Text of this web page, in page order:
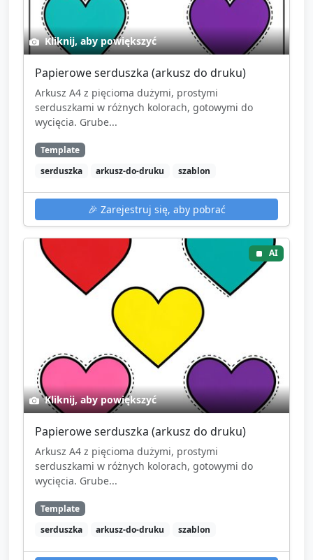
Kliknij, aby powiększyć
Papierowe serduszka (arkusz do druku)
Arkusz A4 z pięcioma dużymi, prostymi
serduszkami w różnych kolorach, gotowymi do
wycięcia. Grube...
Template
serduszka
arkusz-do-druku szablon
🎉 Zarejestruj się, aby pobrać
AI
Kliknij, aby powiększyć
Papierowe serduszka (arkusz do druku)
Arkusz A4 z pięcioma dużymi, prostymi
serduszkami w różnych kolorach, gotowymi do
wycięcia. Grube...
Template
serduszka
arkusz-do-druku szablon